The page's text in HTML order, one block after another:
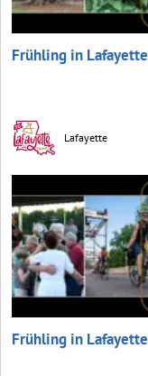
Frühling in Lafayette
Lafayette
Frühling in Lafayette